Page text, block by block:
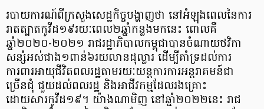
របាយការណ៍ពីក្រសួងសេដ្ឋកិច្ចបង្ហាញថា នៅអំឡុងពេលនៃការ
រាតត្បាតកូវីដ១៩រយៈពេល២ឆ្នាំកន្លងមកនេះ ពោលគឺ
ឆ្នាំ២០២០-២០២១ រាជរដ្ឋាភិបាលកម្ពុជាបានចំណាយថវិកា
សន្សំអស់ជាង១ពាន់៦រយលានដុល្លារ ដើម្បីគាំទ្រដល់ការ
ការពារអាយុជីវិតពលរដ្ឋតាមរយៈយន្ដការការអន្តរាគមន៍ជា
ច្រើនជុំ ជួយដល់ពលរដ្ឋ និងអាជីវកម្មដែលរងគ្រោះ
ដោយសារកូវីដ១៩។ យ៉ាងណាមិញ នៅឆ្នាំ២០២២នេះ រាជ